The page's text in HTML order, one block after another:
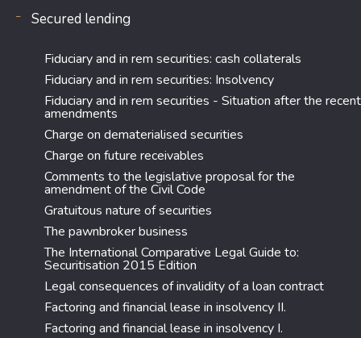
Secured lending
Fiduciary and in rem securities: cash collaterals
Fiduciary and in rem securities: Insolvency
Fiduciary and in rem securities - Situation after the recent
amendments
Charge on dematerialised securities
Charge on future receivables
Comments to the legislative proposal for the
amendment of the Civil Code
Gratuitous nature of securities
The pawnbroker business
The International Comparative Legal Guide to:
Securitisation 2015 Edition
Legal consequences of invalidity of a loan contract
Factoring and financial lease in insolvency II.
Factoring and financial lease in insolvency I.